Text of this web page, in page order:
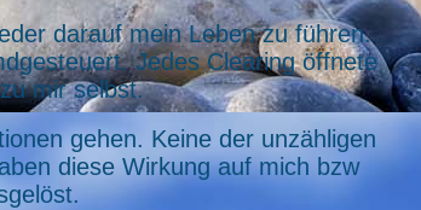
darauf mein Leben zu führen.
Jedes Clearing öffnete
mir selbst.
gehen. Keine der unzähligen
diese Wirkung auf mich bzw